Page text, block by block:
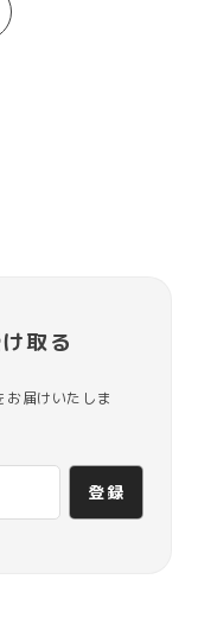
取る
お届けいたしま
登録